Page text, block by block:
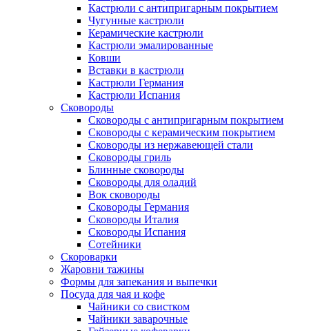
Кастрюли с антипригарным покрытием
Чугунные кастрюли
Керамические кастрюли
Кастрюли эмалированные
Ковши
Вставки в кастрюли
Кастрюли Германия
Кастрюли Испания
Сковороды
Сковороды с антипригарным покрытием
Сковороды с керамическим покрытием
Сковороды из нержавеющей стали
Сковороды гриль
Блинные сковороды
Сковороды для оладий
Вок сковороды
Сковороды Германия
Сковороды Италия
Сковороды Испания
Сотейники
Скороварки
Жаровни тажины
Формы для запекания и выпечки
Посуда для чая и кофе
Чайники со свистком
Чайники заварочные